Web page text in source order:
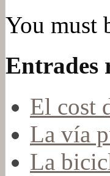
You must
Entrades
El cost
La vía
La